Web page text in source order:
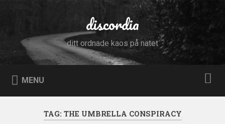
discordia
ditt ordnade kaos på nätet
MENU
TAG: THE UMBRELLA CONSPIRACY